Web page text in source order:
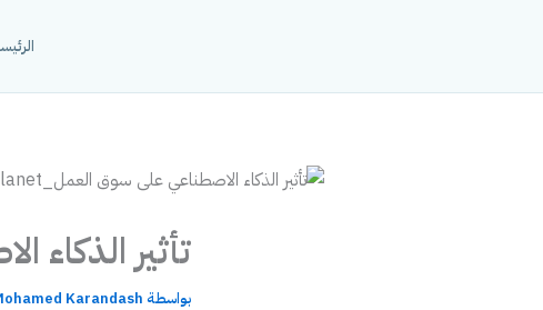
تأثير
بواسطة Karandash